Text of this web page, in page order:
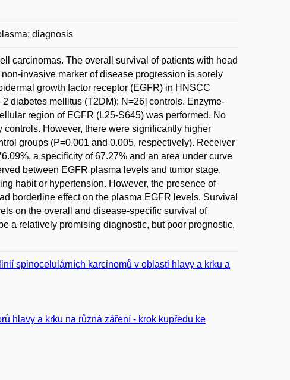
diagnosis
carcinomas. The overall survival of patients with head
invasive marker of disease progression is sorely
growth factor receptor (EGFR) in HNSCC
diabetes mellitus (T2DM); N=26] controls. Enzyme-
region of EGFR (L25-S645) was performed. No
However, there were significantly higher
groups (P=0.001 and 0.005, respectively). Receiver
a specificity of 67.27% and an area under curve
between EGFR plasma levels and tumor stage,
habit or hypertension. However, the presence of
borderline effect on the plasma EGFR levels. Survival
on the overall and disease-specific survival of
a relatively promising diagnostic, but poor prognostic,
spinocelulárních karcinomů v oblasti hlavy a krku a
hlavy a krku na různá záření - krok kupředu ke